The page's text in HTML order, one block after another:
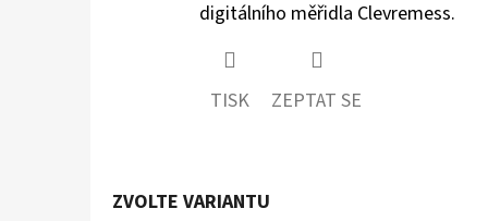
digitálního měřidla Clevremess.
TISK ZEPTAT SE
ZVOLTE VARIANTU